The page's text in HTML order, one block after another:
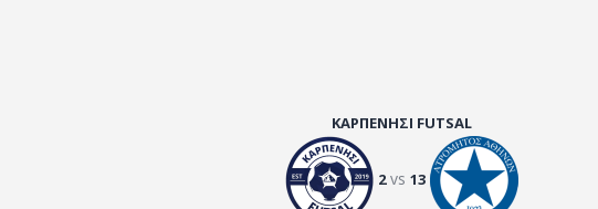
ΚΑΡΠΕΝΗΣΙ FUTSAL
2vs 13